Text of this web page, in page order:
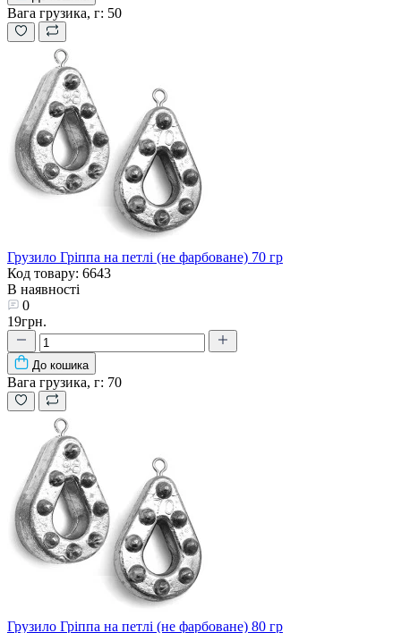
Вага грузика, г: 50
Грузило Гріппа на петлі (не фарбоване) 70 гр
Код товару: 6643
В наявності
0
19грн.
До кошика
Вага грузика, г: 70
Грузило Гріппа на петлі (не фарбоване) 80 гр